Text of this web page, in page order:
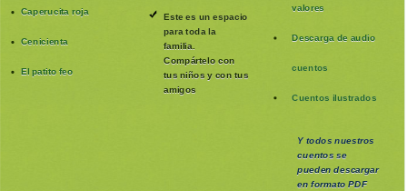
Caperucita roja
Cenicienta
El patito feo
Este es un espacio
para toda la
familia
Compártelo con
tus niños y con tus
amigos
valores
Descarga de audio
cuentos
Cuentos ilustrados
Y todos nuestros
cuentos se
puedendescargar
en formato PDF